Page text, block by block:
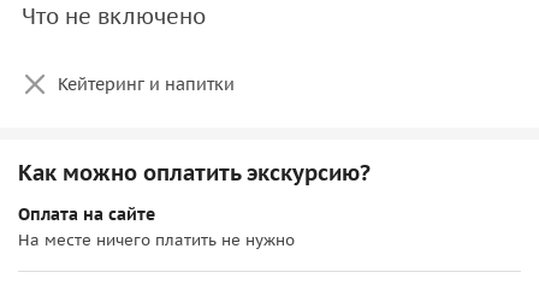
Что не включено
Кейтеринг и напитки
Как можно оплатить экскурсию?
Оплата на сайте
На месте ничего платить не нужно